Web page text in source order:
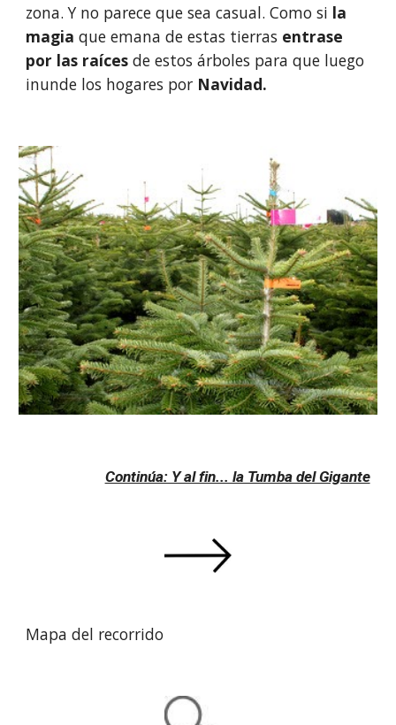
zona. Y no parece que sea casual. Como si la
magia que emana de estas tierras entrase
por las raíces de estos árboles para que luego
inunde los hogares por Navidad.
Continúa: Y al fin... la Tumba del Gigante
Mapa del recorrido